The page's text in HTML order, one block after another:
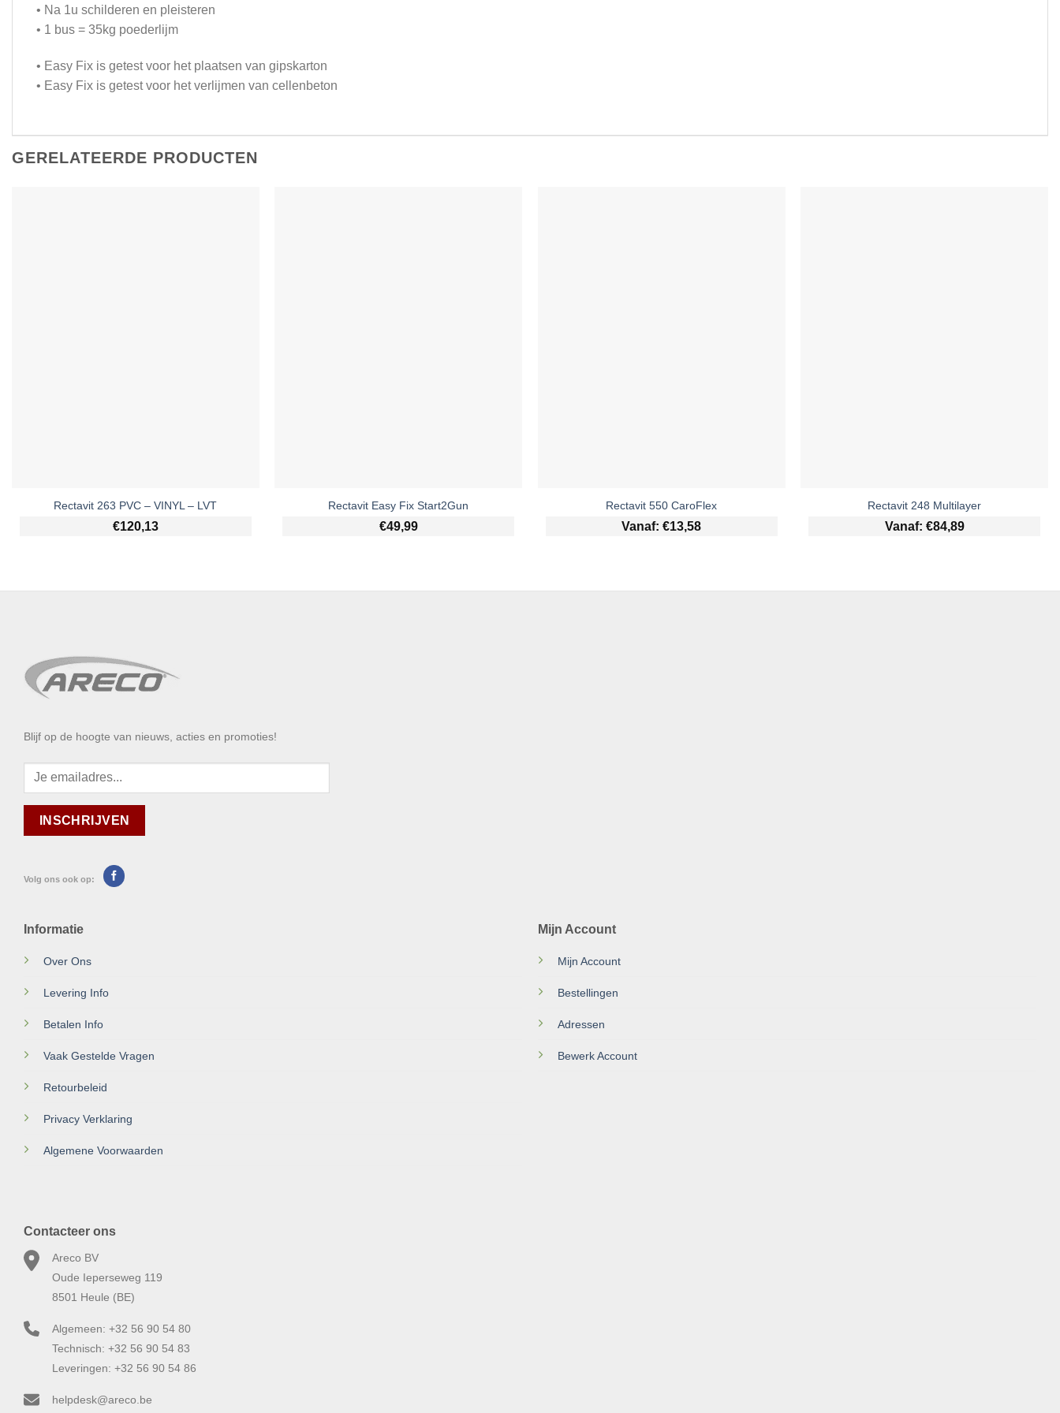
• Na 1u schilderen en pleisteren
• 1 bus = 35kg poederlijm
• Easy Fix is getest voor het plaatsen van gipskarton
• Easy Fix is getest voor het verlijmen van cellenbeton
GERELATEERDE PRODUCTEN
Rectavit 263 PVC – VINYL – LVT
€120,13
Rectavit Easy Fix Start2Gun
€49,99
Rectavit 550 CaroFlex
Vanaf:€13,58
Rectavit 248 Multilayer
Vanaf: €84,89
Blijf op de hoogte van nieuws, acties en promoties!
Volg ons ook op:
Informatie
Over Ons
Levering Info
Betalen Info
Vaak Gestelde Vragen
Retourbeleid
Privacy Verklaring
Algemene Voorwaarden
Mijn Account
Mijn Account
Bestellingen
Adressen
Bewerk Account
Contacteer ons
Areco BV
Oude Ieperseweg 119
8501 Heule (BE)
Algemeen: +32 56 90 54 80
Technisch: +32 56 90 54 83
Leveringen: +32 56 90 54 86
helpdesk@areco.be